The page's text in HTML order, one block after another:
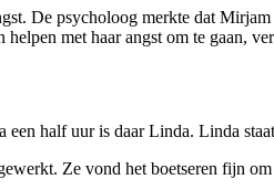
De psycholoog merkte dat
met haar angst om te
half uur is daar Linda. Linda
Ze vond het boetseren fijn